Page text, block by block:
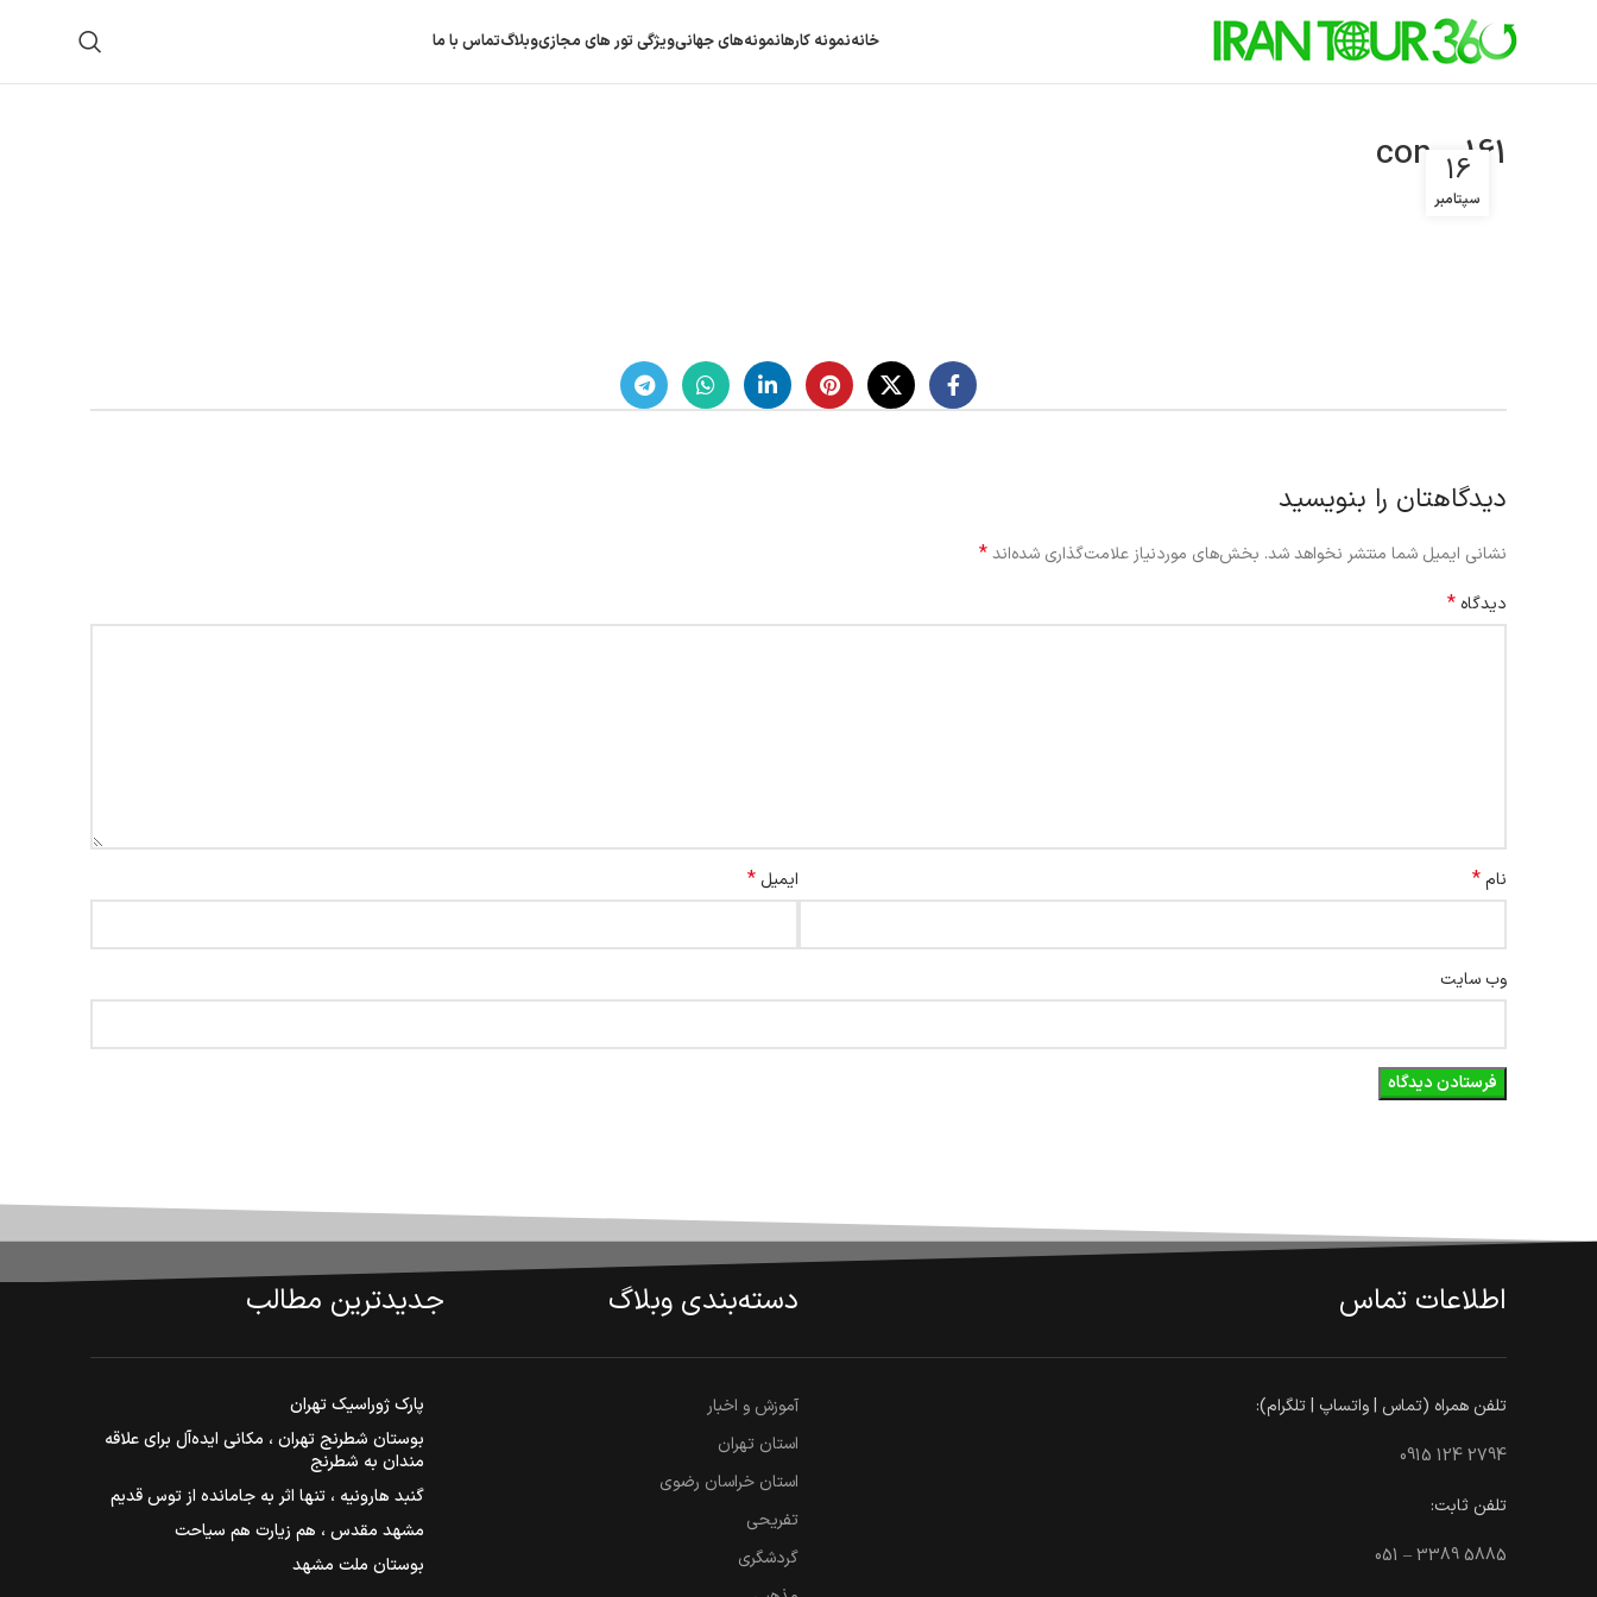
خانهنمونه کارهانمونه‌های جهانیویژگی‌ تور های مجازیوبلاگتماس با ما
con00161
16
سپتامبر
دیدگاهتان را بنویسید
نشانی ایمیل شما منتشر نخواهد شد. بخش‌های موردنیاز علامت‌گذاری شده‌اند*
دیدگاه *
نام* ایمیل *
وب‌ سایت
اطلاعات تماس
تلفن همراه (تماس | واتساپ | تلگرام):
0915 124 2794
تلفن ثابت:
051 – 3389 5885
دسته‌بندی وبلاگ
آموزش و اخبار
استان تهران
استان خراسان رضوی
تفریحی
گردشگری
جدیدترین مطالب
پارک ژوراسیک تهران
بوستان شطرنج تهران ، مکانی ایده‌آل برای علاقه
مندان به شطرنج
گنبد هارونیه ، تنها اثر به جامانده از توس قدیم
مشهد مقدس ، هم زیارت هم سیاحت
بوستان ملت مشهد